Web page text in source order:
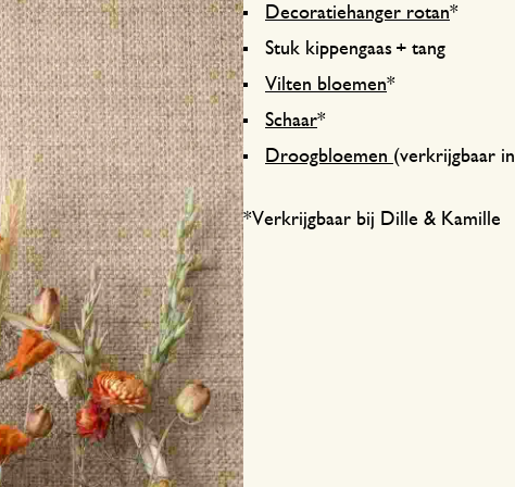
Onderhoudstips
Decoratiehanger rotan*
Stuk kippengaas + tang
Vilten bloemen*
Schaar*
Droogbloemen (verkrijgbaar in
*Verkrijgbaar bij Dille & Kamille